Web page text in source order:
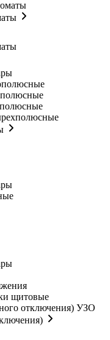
щитовые
УЗО